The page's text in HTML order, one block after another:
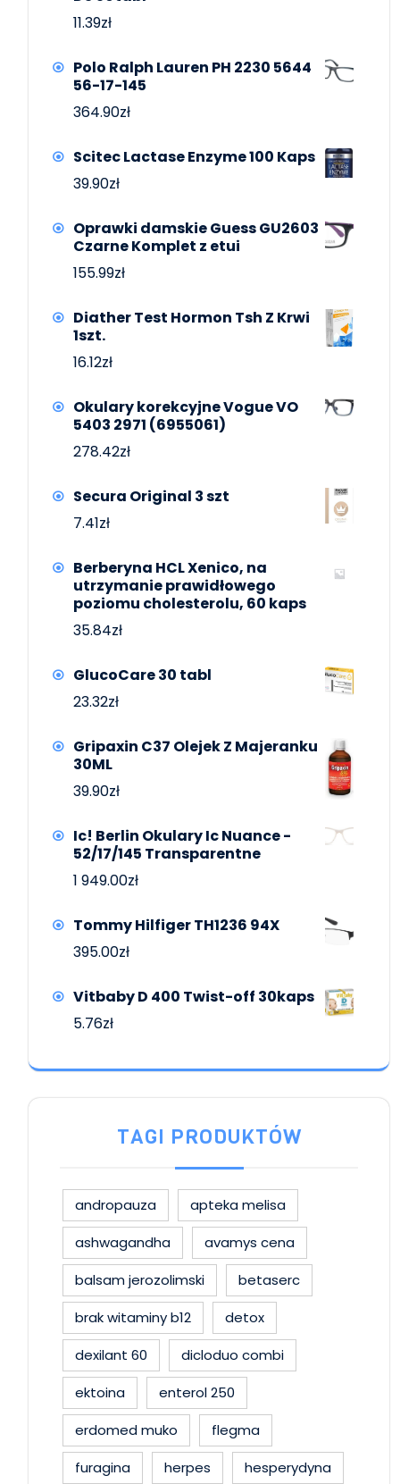
11.39zł
Polo Ralph Lauren PH 2230 5644
56-17-145
364.90zł
Scitec Lactase Enzyme 100 Kaps
39.90zł
Oprawki damskie Guess GU2603
Czarne Komplet z etui
155.99zł
Diather Test Hormon Tsh Z Krwi
1szt.
16.12zł
Okulary korekcyjne Vogue VO
5403 2971 (6955061)
278.42zł
Secura Original 3 szt
7.41zł
Berberyna HCL Xenico, na
utrzymanie prawidłowego
poziomu cholesterolu, 60 kaps
35.84zł
GlucoCare 30 tabl
23.32zł
Gripaxin C37 Olejek Z Majeranku
30ML
39.90zł
Ic! Berlin Okulary Ic Nuance -
52/17/145 Transparentne
1 949.00zł
Tommy Hilfiger TH1236 94X
395.00zł
Vitbaby D 400 Twist-off 30kaps
5.76zł
TAGI PRODUKTÓW
andropauza
apteka melisa
ashwagandha
avamys cena
balsam jerozolimski
betaserc
brak witaminy b12
detox
dexilant 60
dicloduo combi
ektoina
enterol 250
erdomed muko
flegma
furagina
herpes
hesperydyna